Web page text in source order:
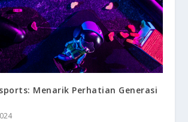
Menarik Perhatian Generasi